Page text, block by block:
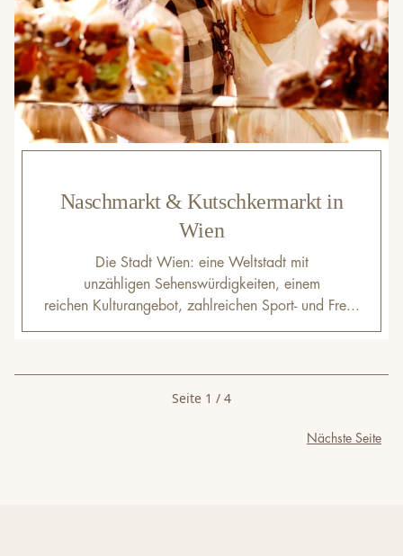
Naschmarkt & Kutschkermarkt in
Wien
Die Stadt Wien: eine Weltstadt mit
unzähligen Sehenswürdigkeiten, einem
reichen Kulturangebot, zahlreichen Sport- und Fre...
Seite 1 / 4
Nächste Seite